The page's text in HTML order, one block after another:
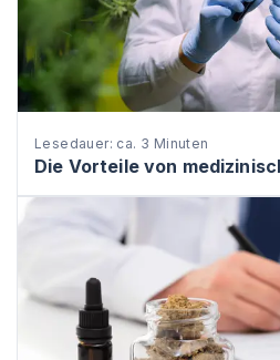
Lesedauer: ca. 3 Minuten
Die Vorteile von